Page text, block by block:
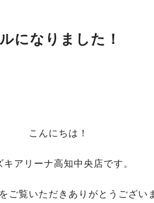
になりました！
こんにちは！
キアリーナ高知中央店です。
ご覧いただきありがとうござい